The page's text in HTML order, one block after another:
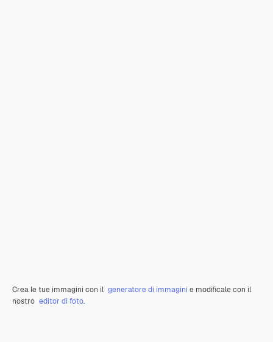
Crea le tue immagini con il generatore di immagini e modificale con il
nostro editor di foto.